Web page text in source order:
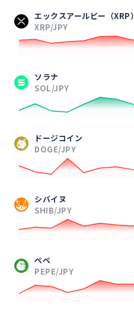
エックスアールピー（XRP）
XRP/JPY
ソラナ
SOL/JPY
ドージコイン
DOGE/JPY
シバイヌ
SHIB/JPY
ペペ
PEPE/JPY